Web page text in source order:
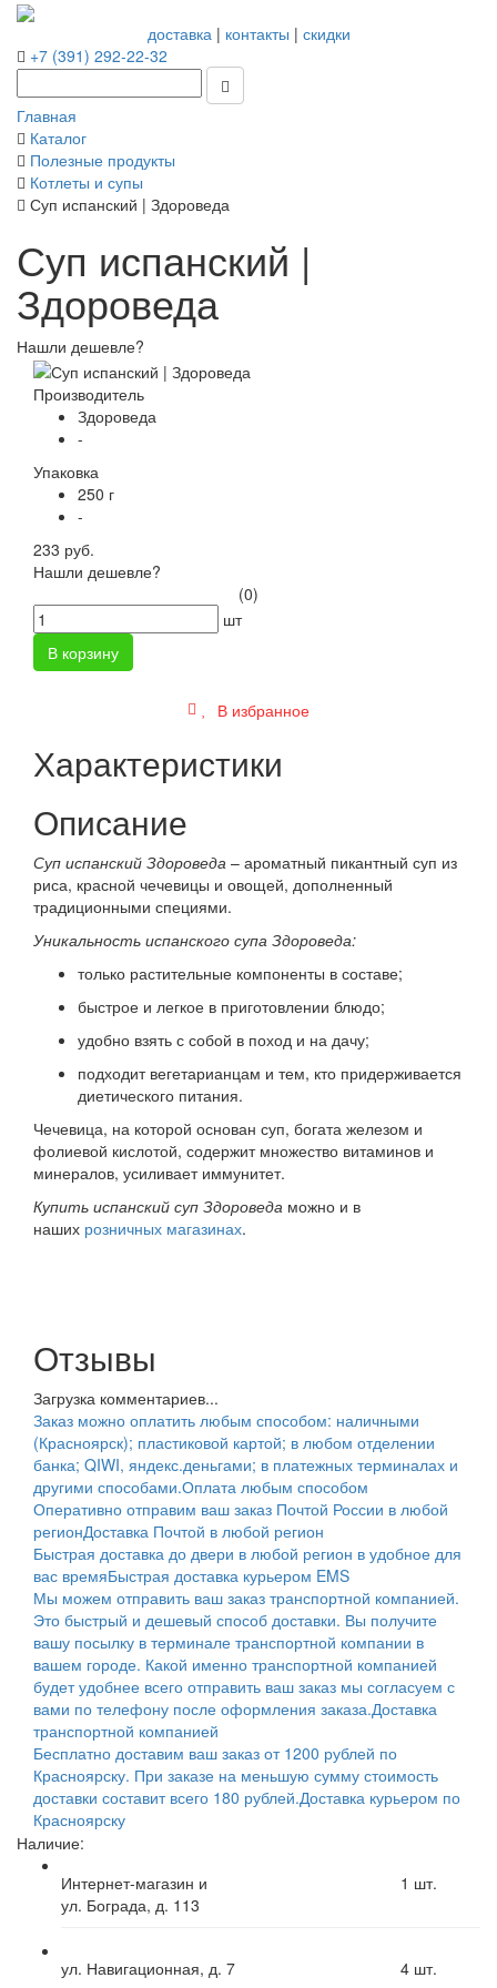
доставка| контакты | скидки
+7 (391) 292-22-32
Главная
Каталог
Полезные продукты
Котлеты и супы
Суп испанский | Здороведа
Суп испанский |
Здороведа
Нашли дешевле?
Производитель
Здороведа
-
Упаковка
250 г
-
233 руб.
Нашли дешевле?
(0)
шт
В корзину
В избранное
Характеристики
Описание
Суп испанский Здороведа – ароматный пикантный суп из
риса, красной чечевицы и овощей, дополненный
традиционными специями.
Уникальность испанского супа Здороведа:
только растительные компоненты в составе;
быстрое и легкое в приготовлении блюдо;
удобно взять с собой в поход и на дачу;
подходит вегетарианцам и тем, кто придерживается
диетического питания.
Чечевица, на которой основан суп, богата железом и
фолиевой кислотой, содержит множество витаминов и
минералов, усиливает иммунитет.
Купить испанский суп Здороведа можно и в
наших розничных магазинах.
Отзывы
Загрузка комментариев...
Заказ можно оплатить любым способом: наличными
(Красноярск); пластиковой картой; в любом отделении
банка; QIWI, яндекс.деньгами; в платежных терминалах и
другими способами.Оплата любым способом
Оперативно отправим ваш заказ Почтой России в любой
регионДоставка Почтой в любой регион
Быстрая доставка до двери в любой регион в удобное для
вас времяБыстрая доставка курьером EMS
Мы можем отправить ваш заказ транспортной компанией.
Это быстрый и дешевый способ доставки. Вы получите
вашу посылку в терминале транспортной компании в
вашем городе. Какой именно транспортной компанией
будет удобнее всего отправить ваш заказ мы согласуем с
вами по телефону после оформления заказа.Доставка
транспортной компанией
Бесплатно доставим ваш заказ от 1200 рублей по
Красноярску. При заказе на меньшую сумму стоимость
доставки составит всего 180 рублей.Доставка курьером по
Красноярску
Наличие:
Интернет-магазин и
ул. Бограда, д. 113
1 шт.
ул. Навигационная, д. 7 4 шт.